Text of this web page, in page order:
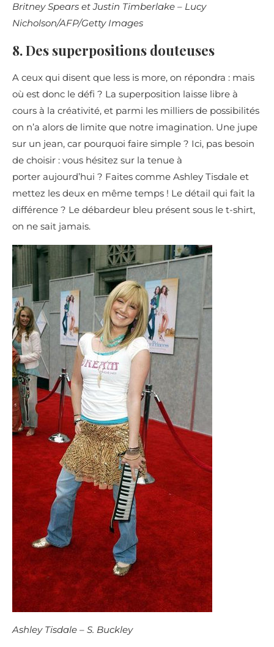
Britney Spears et Justin Timberlake – Lucy
Nicholson/AFP/Getty Images
8. Des superpositions douteuses
A ceux qui disent que less is more, on répondra : mais
où est donc le défi ? La superposition laisse libre à
cours à la créativité, et parmi les milliers de possibilités
on n’a alors de limite que notre imagination. Une jupe
sur un jean, car pourquoi faire simple ? Ici, pas besoin
de choisir : vous hésitez sur la tenue à
porter aujourd’hui ? Faites comme Ashley Tisdale et
mettez les deux en même temps ! Le détail qui fait la
différence ? Le débardeur bleu présent sous le t-shirt,
on ne sait jamais.
Ashley Tisdale – S. Buckley